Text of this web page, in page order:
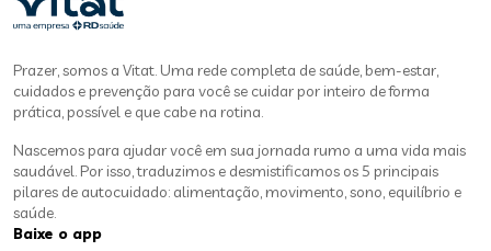
Prazer, somos a Vitat. Uma rede completa de saúde, bem-estar,
cuidados e prevenção para você se cuidar por inteiro de forma
prática, possível e que cabe na rotina.
Nascemos para ajudar você em sua jornada rumo a uma vida mais
saudável. Por isso, traduzimos e desmistificamos os 5 principais
pilares de autocuidado: alimentação, movimento, sono, equilíbrio e
saúde.
Baixe o app